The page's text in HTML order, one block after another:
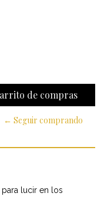
← Seguir comprando
lucir en los